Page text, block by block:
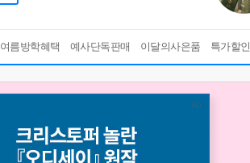
여름방학혜택 예사단독판매 이달의사은품 특가할인